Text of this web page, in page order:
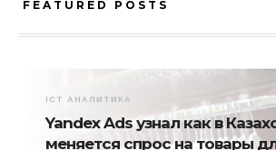
FEATURED POSTS
ICT АНАЛИТИКА
Yandex Ads узнал как в
меняется спрос на товары